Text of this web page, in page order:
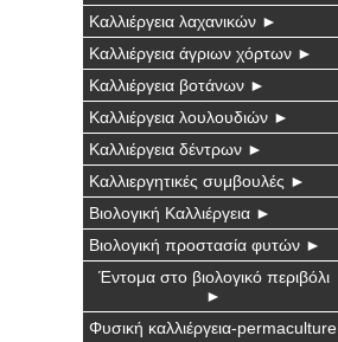
Καλλιέργεια λαχανικών ►
Καλλιέργεια άγριων χόρτων ►
Καλλιέργεια βοτάνων ►
Καλλιέργεια λουλουδιών ►
Καλλιέργεια δέντρων ►
Καλλιεργητικές συμβουλές ►
Βιολογική Καλλιέργεια ►
Βιολογική προστασία φυτών ►
Έντομα στο βιολογικό περιβόλι
►
Φυσική καλλιέργεια-permaculture